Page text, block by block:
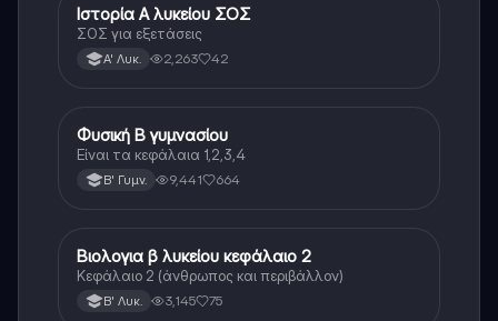
Ιστορία
Ιστορία Α λυκείου ΣΟΣ
ΣΟΣ για εξετάσεις
Α' Λυκ. 2,263 42
Φυσική
Φυσική Β γυμνασίου
Είναι τα κεφάλαια 1,2,3,4
Β' Γυμν. 9,441 664
Βιολογία
Βιολογια β λυκείου κεφάλαιο 2
Κεφάλαιο 2 (άνθρωπος και περιβάλλον)
Β' Λυκ. 3,145 75